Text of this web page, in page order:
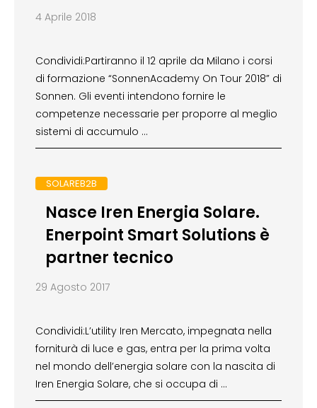
4 Aprile 2018
Condividi:Partiranno il 12 aprile da Milano i corsi
di formazione “SonnenAcademy On Tour 2018” di
Sonnen. Gli eventi intendono fornire le
competenze necessarie per proporre al meglio
sistemi di accumulo …
SOLAREB2B
Nasce Iren Energia Solare.
Enerpoint Smart Solutions è
partner tecnico
29 Agosto 2017
Condividi:L’utility Iren Mercato, impegnata nella
forniturà di luce e gas, entra per la prima volta
nel mondo dell’energia solare con la nascita di
Iren Energia Solare, che si occupa di …